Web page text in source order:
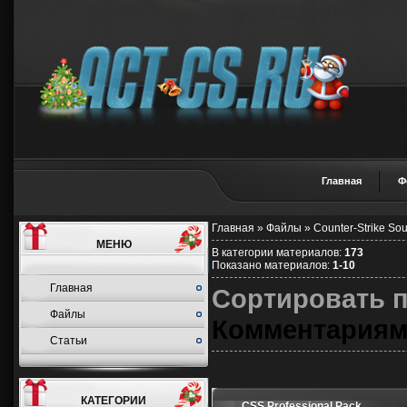
Главная
МЕНЮ
Главная
Файлы
Статьи
КАТЕГОРИИ
Главная » Файлы » Counter-Strike
В категории материалов: 173
Показано материалов: 1-10
Сортировать
Комментариям